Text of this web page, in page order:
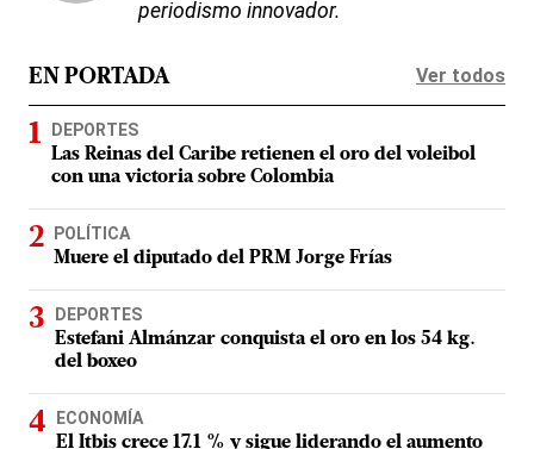
periodismo innovador.
EN PORTADA Ver todos
DEPORTES
Las Reinas del Caribe retienen el oro del voleibol
con una victoria sobre Colombia
POLÍTICA
Muere el diputado del PRM Jorge Frías
DEPORTES
Estefani Almánzar conquista el oro en los 54 kg.
del boxeo
ECONOMÍA
El Itbis crece 17.1 % y sigue liderando el aumento